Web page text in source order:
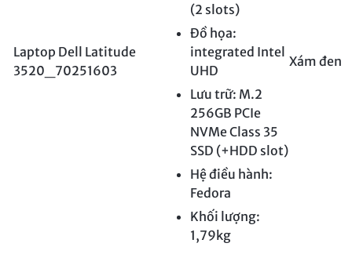
Laptop Dell Latitude
3520_70251603
(2 slots)
Đồ họa:
integrated Intel
UHD
Lưu trữ: M.2
256GB PCIe
NVMe Class 35
SSD (+HDD slot)
Hệ điều hành:
Fedora
Khối lượng:
1,79kg
Xám đen